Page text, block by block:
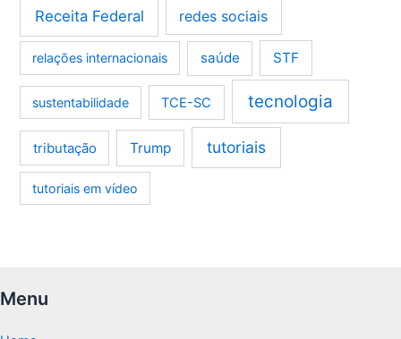
Receita Federal redes sociais
relações internacionais saúde STF
sustentabilidade TCE-SC tecnologia
tributação Trump tutoriais
tutoriais em vídeo
Menu